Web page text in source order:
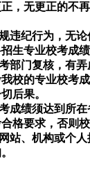
，无更正的不再
违纪行为，无
生专业校考成
部门复核，有
校的专业校考
后果。
成绩须达到所
格要求 ，否则
站、机构或个